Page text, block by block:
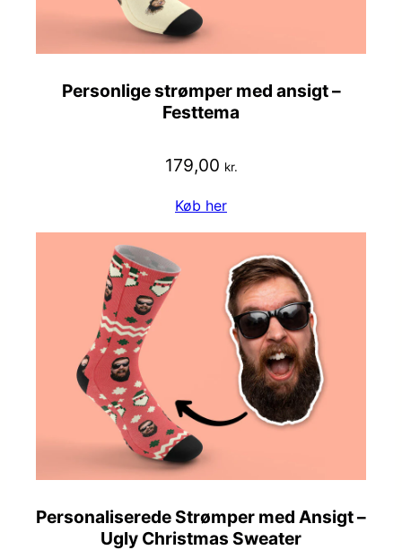
Personlige strømper med ansigt –
Festtema
179,00 kr.
Køb her
Personaliserede Strømper med Ansigt –
Ugly Christmas Sweater